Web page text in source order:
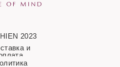
2023
и